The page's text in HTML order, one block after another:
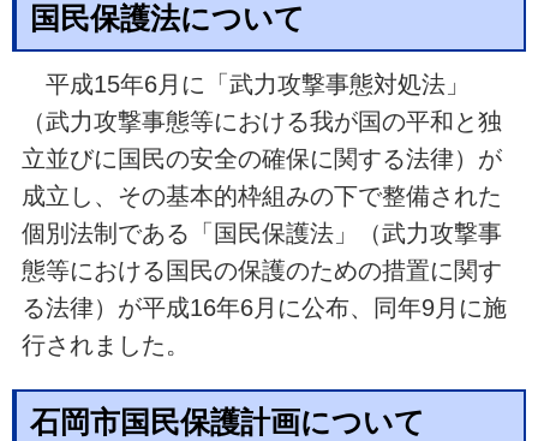
国民保護法について
平成15年6月に「武力攻撃事態対処法」
（武力攻撃事態等における我が国の平和と独
立並びに国民の安全の確保に関する法律）が
成立し、その基本的枠組みの下で整備された
個別法制である「国民保護法」（武力攻撃事
態等における国民の保護のための措置に関す
る法律）が平成16年6月に公布、同年9月に施
行されました。
石岡市国民保護計画について